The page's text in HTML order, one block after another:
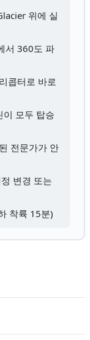
위에 실
서 360도 파
콥터로 바로
이 모두 탑승
전문가가 안
변경 또는
착륙 15분)